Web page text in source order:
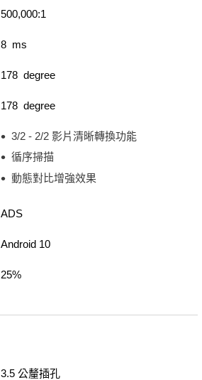
500,000:1
8 ms
178 degree
178 degree
3/2 - 2/2 影片清晰轉換功能
循序掃描
動態對比增強效果
ADS
Android 10
25%
3.5 公釐插孔